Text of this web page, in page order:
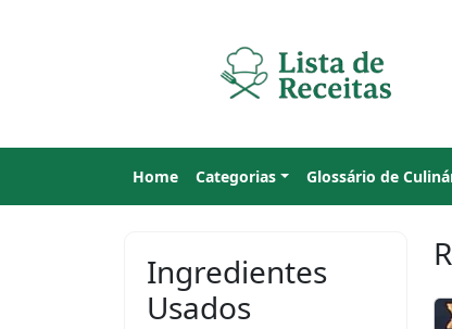
Home Categorias Glossário de
Ingredientes
Usados